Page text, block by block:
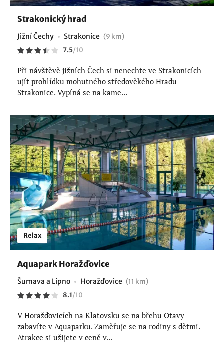
Strakonický hrad
Jižní Čechy Strakonice (9 km)
7.5/10
Při návštěvě jižních Čech si nenechte ve Strakonicích
ujít prohlídku mohutného středověkého Hradu
Strakonice. Vypíná se na kame...
Relax
Aquapark Horažďovice
Šumava a Lipno Horažďovice (11 km)
8.1/10
V Horažďovicích na Klatovsku se na břehu Otavy
zabavíte v Aquaparku. Zaměřuje se na rodiny s dětmi.
Atrakce si užijete v ceně v...